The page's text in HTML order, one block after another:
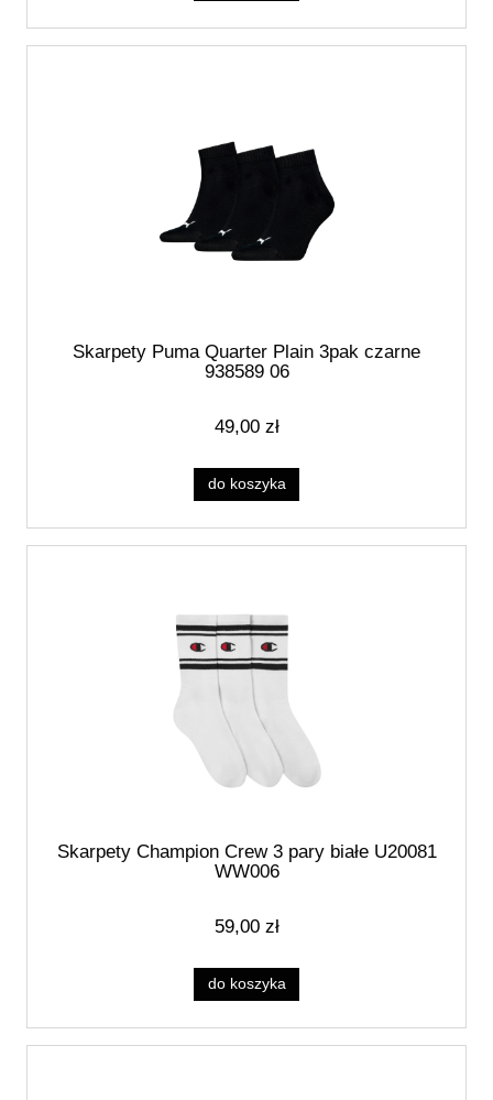
Skarpety Puma Quarter Plain 3pak czarne
938589 06
49,00 zł
do koszyka
Skarpety Champion Crew 3 pary białe U20081
WW006
59,00 zł
do koszyka